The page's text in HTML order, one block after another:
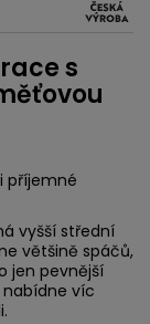
s
příjemné
vyšší střední
většině spáčů,
jen pevnější
víc